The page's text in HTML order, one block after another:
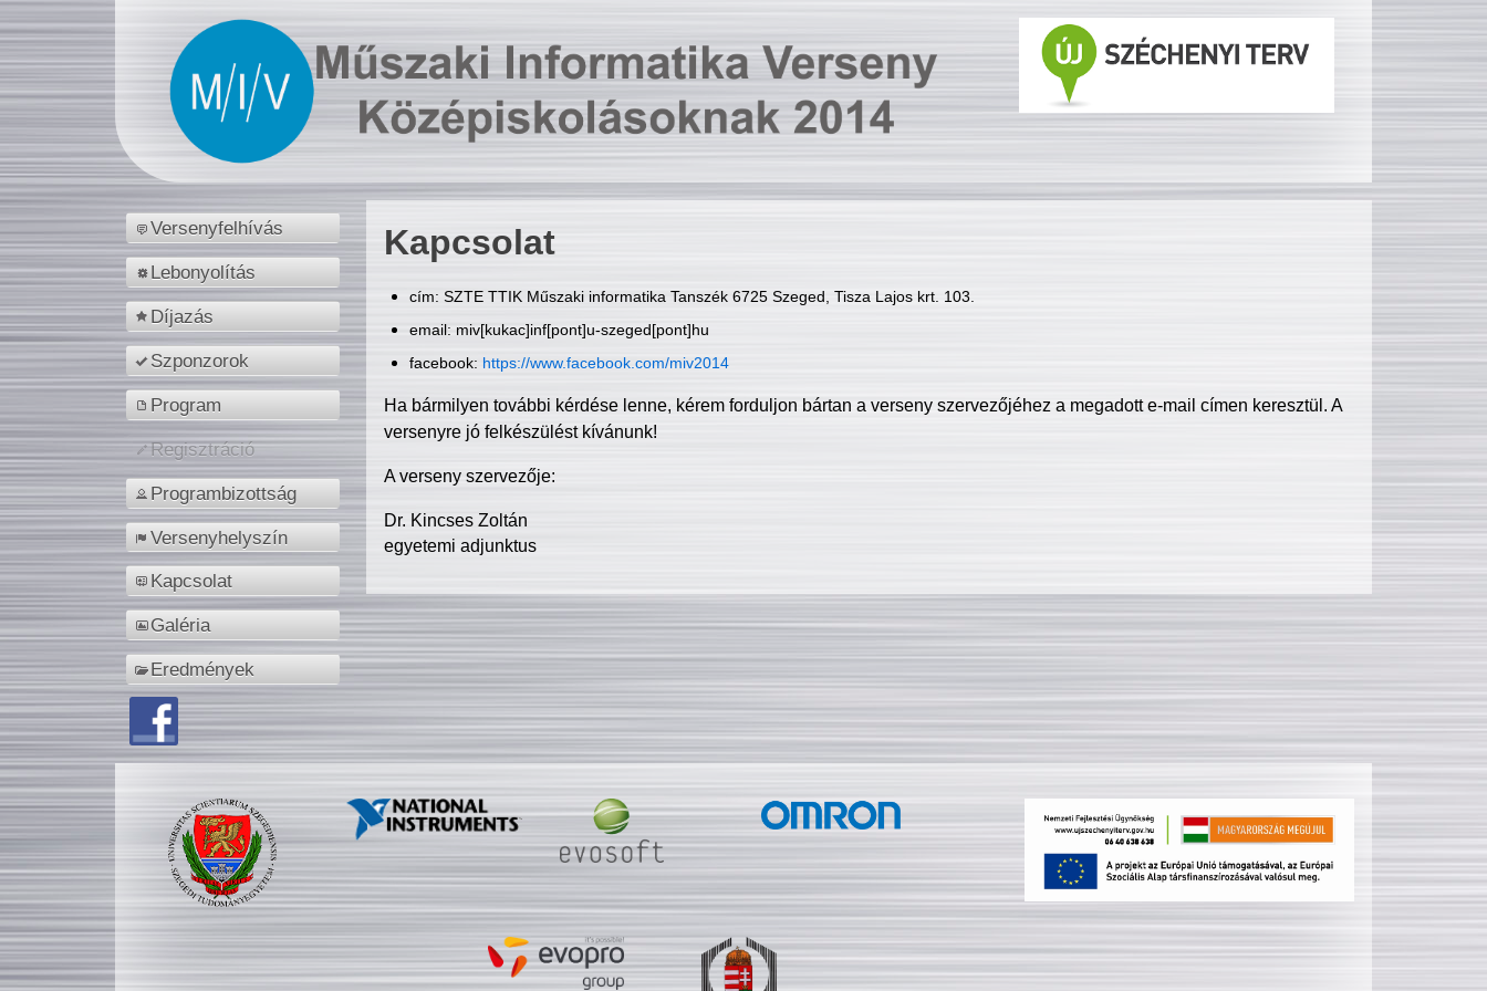
Versenyfelhívás
Lebonyolítás
Díjazás
Szponzorok
Program
Regisztráció
Programbizottság
Versenyhelyszín
Kapcsolat
Galéria
Eredmények
Kapcsolat
cím: SZTE TTIK Műszaki informatika Tanszék 6725 Szeged, Tisza Lajos krt. 103.
email: miv[kukac]inf[pont]u-szeged[pont]hu
facebook: https://www.facebook.com/miv2014
Ha bármilyen további kérdése lenne, kérem forduljon bártan a verseny szervezőjéhez a megadott e-mail címen keresztül. A
versenyre jó felkészülést kívánunk!
A verseny szervezője:
Dr. Kincses Zoltán
egyetemi adjunktus